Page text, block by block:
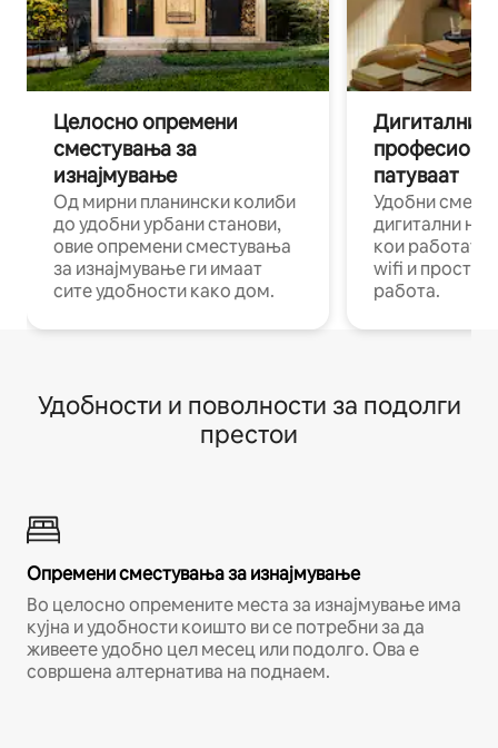
Целосно опремени
сместувања за
изнајмување
Од мирни планински колиби
до удобни урбани станови,
овие опремени сместувања
за изнајмување ги имаат
сите удобности како дом.
Дигитални
патуваат
Удобни
дигитални
кои работат
wifi и
работа.
Удобности и поволности за подолги
престои
Опремени сместувања за изнајмување
Во целосно опремените места за изнајмување има
кујна и удобности коишто ви се потребни за да
живеете удобно цел месец или подолго. Ова е
совршена алтернатива на поднаем.